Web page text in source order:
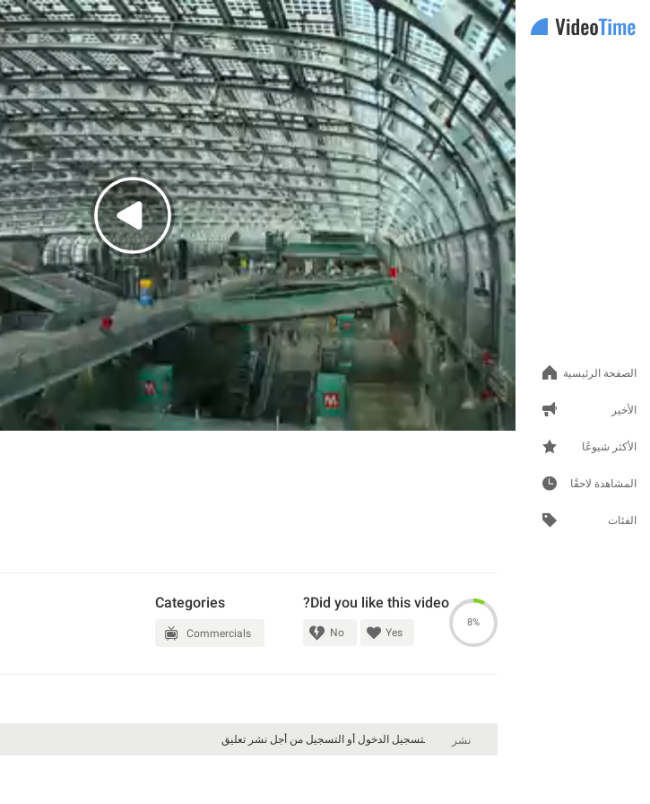
الصفحة الرئيسية
الأخير
الأكثر شيوعًا
المشاهدة لاحقًا
الفئات
Auto
144p
240p
360p
720p
1080p
8%
Did you like this video?
Yes
No
Categories
Commercials